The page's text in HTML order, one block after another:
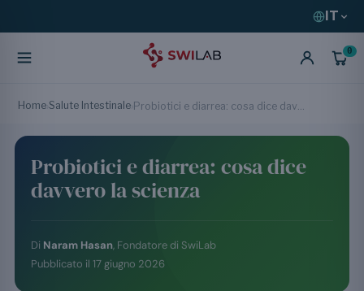
IT
0
Home Salute Intestinale
Probiotici e diarrea: cosa dice
davvero la scienza
Di Naram Hasan, Fondatore di SwiLab
Pubblicato il 17 giugno 2026